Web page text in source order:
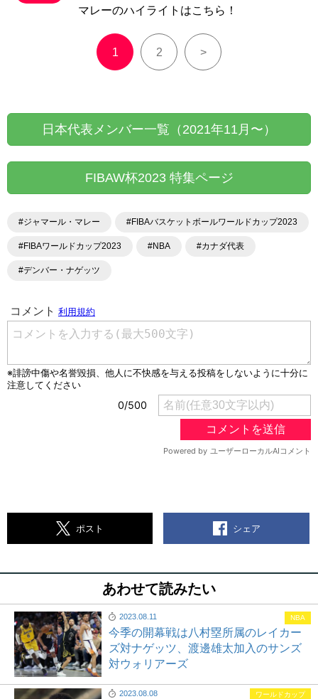
マレーのハイライトはこちら！
1 2 >
日本代表メンバー一覧（2021年11月〜）
FIBAW杯2023 特集ページ
#ジャマール・マレー #FIBAバスケットボールワールドカップ2023
#FIBAワールドカップ2023 #NBA #カナダ代表
#デンバー・ナゲッツ
ポスト シェア
あわせて読みたい
2023.08.11
今季の開幕戦は八村塁所属のレイカー
ズ対ナゲッツ、渡邊雄太加入のサンズ
対ウォリアーズ
NBA
2023.08.08 ワールドカップ